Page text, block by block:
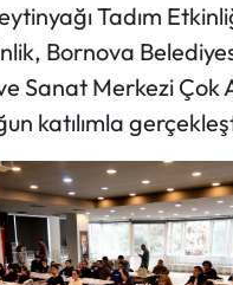
Tadım
Bornova
Sanat Merkezi Çok
katılımla